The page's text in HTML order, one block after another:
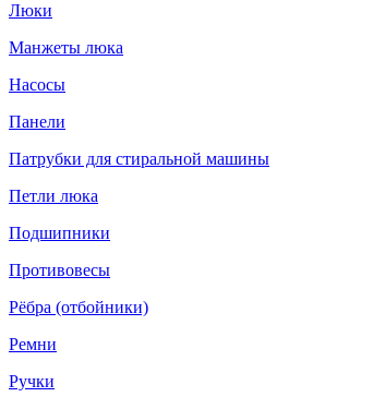
Люки
Манжеты люка
Насосы
Панели
Патрубки для стиральной машины
Петли люка
Подшипники
Противовесы
Рёбра (отбойники)
Ремни
Ручки